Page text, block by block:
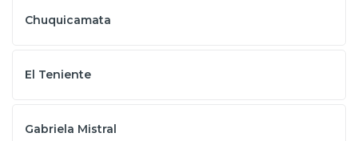
Chuquicamata
El Teniente
Gabriela Mistral